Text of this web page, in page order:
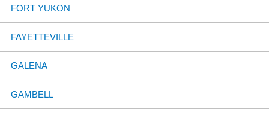
FORT YUKON
FAYETTEVILLE
GALENA
GAMBELL